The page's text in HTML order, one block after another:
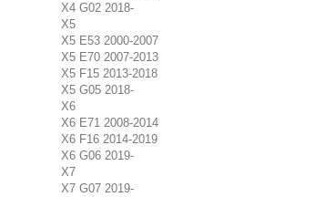
X4 G02 2018-
X5
X5 E53 2000-2007
X5 E70 2007-2013
X5 F15 2013-2018
X5 G05 2018-
X6
X6 E71 2008-2014
X6 F16 2014-2019
X6 G06 2019-
X7
X7 G07 2019-